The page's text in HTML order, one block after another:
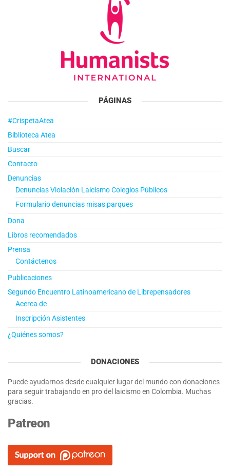
PÁGINAS
#CrispetaAtea
Biblioteca Atea
Buscar
Contacto
Denuncias
Denuncias Violación Laicismo Colegios Públicos
Formulario denuncias misas parques
Dona
Libros recomendados
Prensa
Contáctenos
Publicaciones
Segundo Encuentro Latinoamericano de Librepensadores
Acerca de
Inscripción Asistentes
¿Quiénes somos?
DONACIONES
Puede ayudarnos desde cualquier lugar del mundo con donaciones
para seguir trabajando en pro del laicismo en Colombia. Muchas
gracias.
Patreon